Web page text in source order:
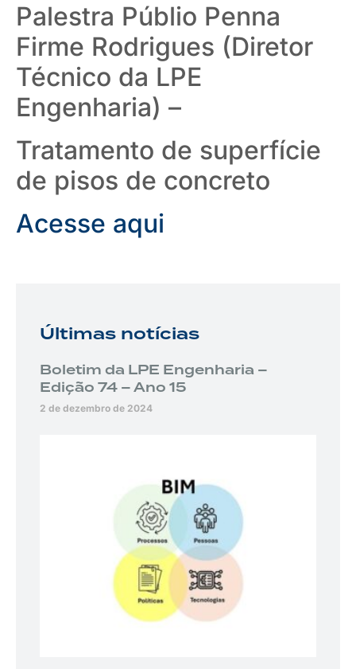
Palestra Públio Penna
Firme Rodrigues (Diretor
Técnico da LPE
Engenharia) –
Tratamento de superfície
de pisos de concreto
Acesse aqui
Últimas notícias
Boletim da LPE Engenharia –
Edição 74 – Ano 15
2 de dezembro de 2024